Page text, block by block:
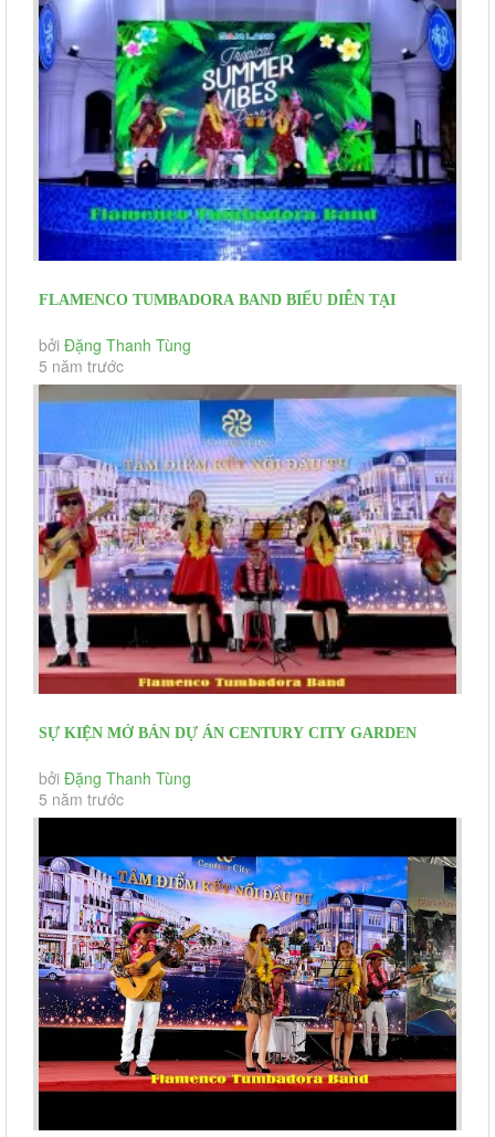
FLAMENCO TUMBADORA BAND BIỂU DIỄN TẠI
RESORT LAN RỪNG PHƯỚC HẢI
bởi Đặng Thanh Tùng
5 năm trước
SỰ KIỆN MỞ BÁN DỰ ÁN CENTURY CITY GARDEN
19/09/2020 KIM OANH GROUP
bởi Đặng Thanh Tùng
5 năm trước